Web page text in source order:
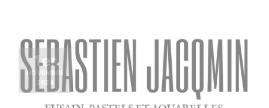
1er
NOVEMBRE
2024